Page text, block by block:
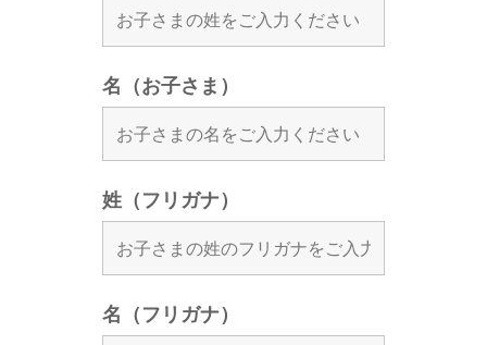
名（お子さま）
姓（フリガナ）
名（フリガナ）